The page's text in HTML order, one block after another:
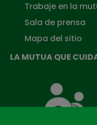
Trabaje en la
Sala de prensa
Mapa del sitio
LA MUTUA QUE
Mutua
que